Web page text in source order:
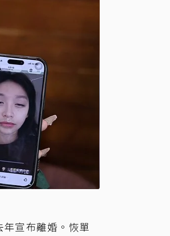
宣布離婚。恢單